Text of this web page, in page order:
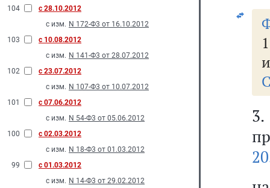
104
с 28.10.2012
с изм. N 172-Ф3 от 16.10.2012
103
с 10.08.2012
с изм. N 141-Ф3 от 28.07.2012
102
с 23.07.2012
с изм. N 107-Ф3 от 10.07.2012
101
с 07.06.2012
с изм. N 54-Ф3 от 05.06.2012
100
с 02.03.2012
с изм. N 18-Ф3 от 01.03.2012
99
с 01.03.2012
с изм. N 14-Ф3 от 29.02.2012